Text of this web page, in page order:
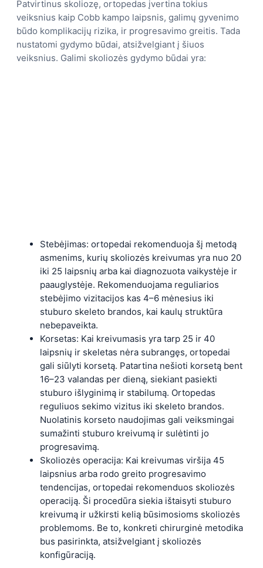
Patvirtinus skoliozę, ortopedas įvertina tokius
veiksnius kaip Cobb kampo laipsnis, galimų gyvenimo
būdo komplikacijų rizika, ir progresavimo greitis. Tada
nustatomi gydymo būdai, atsižvelgiant į šiuos
veiksnius. Galimi skoliozės gydymo būdai yra:
Stebėjimas: ortopedai rekomenduoja šį metodą
asmenims, kurių skoliozės kreivumas yra nuo 20
iki 25 laipsnių arba kai diagnozuota vaikystėje ir
paauglystėje. Rekomenduojama reguliarios
stebėjimo vizitacijos kas 4–6 mėnesius iki
stuburo skeleto brandos, kai kaulų struktūra
nebepaveikta.
Korsetas: Kai kreivumasis yra tarp 25 ir 40
laipsnių ir skeletas nėra subrangęs, ortopedai
gali siūlyti korsetą. Patartina nešioti korsetą bent
16–23 valandas per dieną, siekiant pasiekti
stuburo išlyginimą ir stabilumą. Ortopedas
reguliuos sekimo vizitus iki skeleto brandos.
Nuolatinis korseto naudojimas gali veiksmingai
sumažinti stuburo kreivumą ir sulėtinti jo
progresavimą.
Skoliozės operacija: Kai kreivumas viršija 45
laipsnius arba rodo greito progresavimo
tendencijas, ortopedai rekomenduos skoliozės
operaciją. Ši procedūra siekia ištaisyti stuburo
kreivumą ir užkirsti kelią būsimosioms skoliozės
problemoms. Be to, konkreti chirurginė metodika
bus pasirinkta, atsižvelgiant į skoliozės
konfigūraciją.